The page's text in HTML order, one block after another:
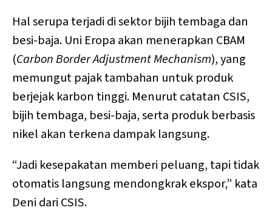
Hal serupa terjadi di sektor bijih tembaga dan
besi-baja. Uni Eropa akan menerapkan CBAM
(Carbon Border Adjustment Mechanism), yang
memungut pajak tambahan untuk produk
berjejak karbon tinggi. Menurut catatan CSIS,
bijih tembaga, besi-baja, serta produk berbasis
nikel akan terkena dampak langsung.
“Jadi kesepakatan memberi peluang, tapi tidak
otomatis langsung mendongkrak ekspor,” kata
Deni dari CSIS.